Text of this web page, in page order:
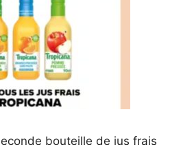
bouteille de jus frais